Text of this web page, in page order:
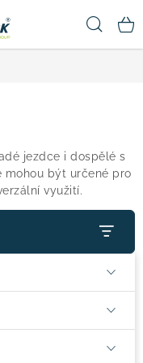
jezdce i dospělé s
mohou být určené pro
využití.